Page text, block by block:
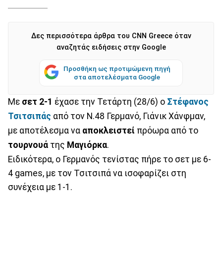
Δες περισσότερα άρθρα του CNN Greece όταν
αναζητάς ειδήσεις στην Google
Προσθήκη ως προτιμώμενη πηγή
στα αποτελέσματα Google
Με σετ 2-1 έχασε την Τετάρτη (28/6) ο Στέφανος
Τσιτσιπάς από τον Ν.48 Γερμανό, Γιάνικ Χάνφμαν,
με αποτέλεσμα να αποκλειστεί πρόωρα από το
τουρνουά της Μαγιόρκα.
Ειδικότερα, ο Γερμανός τενίστας πήρε το σετ με 6-
4 games, με τον Τσιτσιπά να ισοφαρίζει στη
συνέχεια με 1-1.